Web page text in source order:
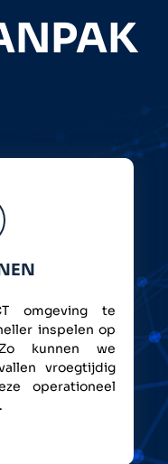
omgeving te
inspelen op
kunnen we
vroegtijdig
operationeel